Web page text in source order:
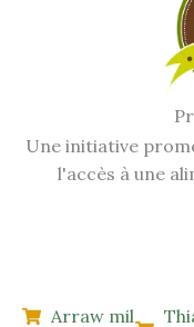
Une initiative
l'accès à une
Arraw mil